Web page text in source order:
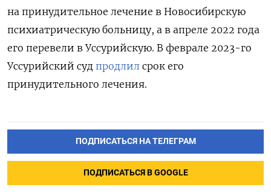
на принудительное лечение в Новосибирскую
психиатрическую больницу, а в апреле 2022 года
его перевели в Уссурийскую. В феврале 2023-го
Уссурийский суд продлил срок его
принудительного лечения.
ПОДПИСАТЬСЯ НА ТЕЛЕГРАМ
ПОДПИСАТЬСЯ В GOOGLE